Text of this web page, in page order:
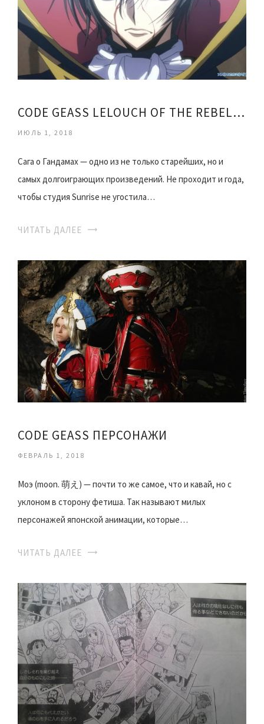
CODE GEASS LELOUCH OF THE REBELLION САУНДТРЕКИ
ИЮЛЬ 1, 2018
Сага о Гандамах — одно из не только старейших, но и
самых долгоиграющих произведений. Не проходит и года,
чтобы студия Sunrise не угостила…
ЧИТАТЬ ДАЛЕЕ
CODE GEASS ПЕРСОНАЖИ
ФЕВРАЛЬ 1, 2018
Моэ (moon. 萌え) — почти то же самое, что и кавай, но с
уклоном в сторону фетиша. Так называют милых
персонажей японской анимации, которые…
ЧИТАТЬ ДАЛЕЕ